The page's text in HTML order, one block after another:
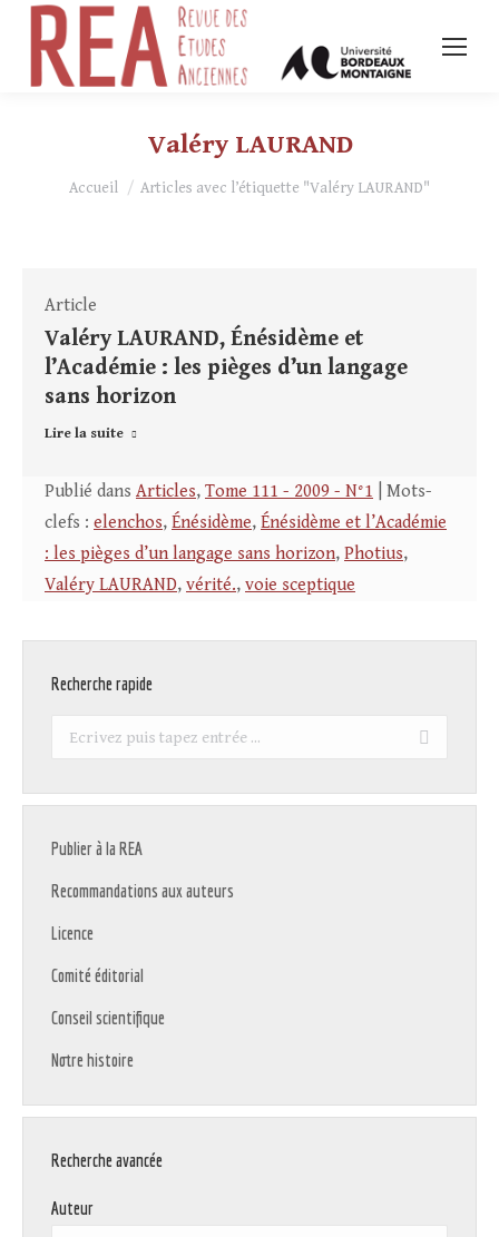
Valéry LAURAND
Vous êtes ici :
Accueil Articles avec l’étiquette "Valéry LAURAND"
Article
Valéry LAURAND, Énésidème et
l’Académie : les pièges d’un langage
sans horizon
Lire la suite
Publié dans Articles, Tome 111 - 2009 - N°1 | Mots-
clefs : elenchos, Énésidème, Énésidème et l’Académie
: les pièges d’un langage sans horizon, Photius,
Valéry LAURAND, vérité., voie sceptique
Recherche rapide
Recherche
Publier à la REA
Recommandations aux auteurs
Licence
Comité éditorial
Conseil scientifique
Notre histoire
Recherche avancée
Auteur